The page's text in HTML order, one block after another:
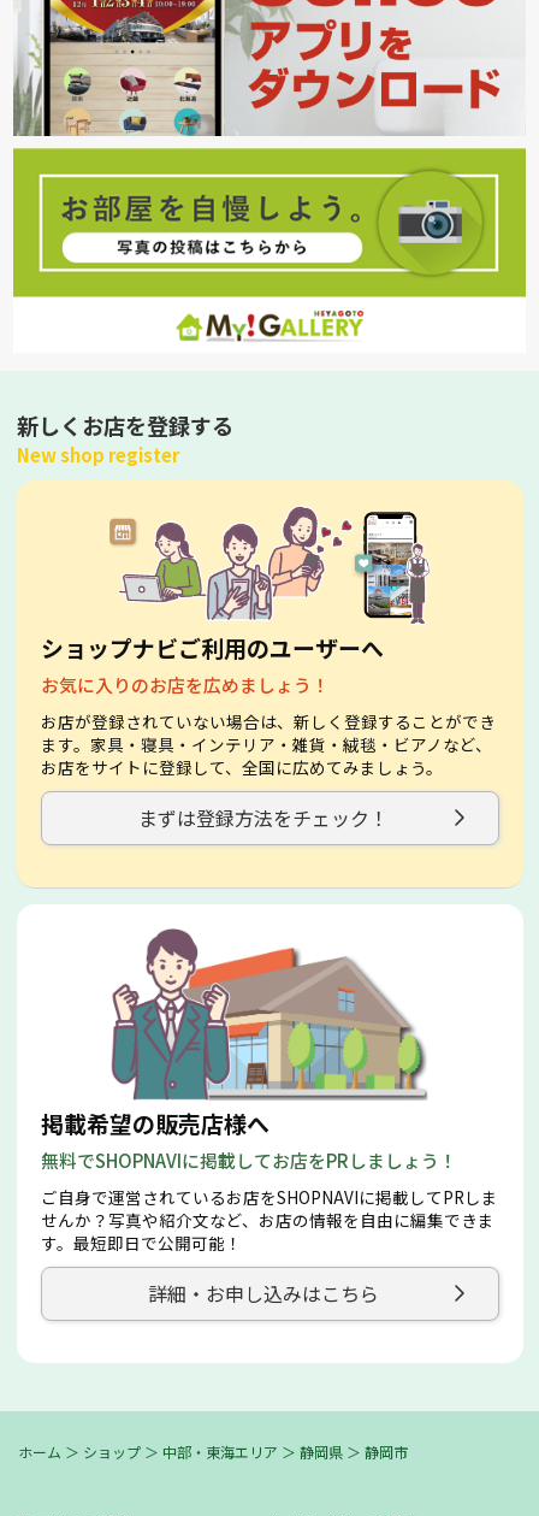
新しくお店を登録する
New shop register
ショップナビご利用のユーザーへ
お気に入りのお店を広めましょう！
お店が登録されていない場合は、新しく登録することができ
ます。家具・寝具・インテリア・雑貨・絨毯・ビアノなど、
お店をサイトに登録して、全国に広めてみましょう。
まずは登録方法をチェック！
掲載希望の販売店様へ
無料でSHOPNAVIに掲載してお店をPRしましょう！
ご自身で運営されているお店をSHOPNAVIに掲載してPRしま
せんか？写真や紹介文など、お店の情報を自由に編集できま
す。最短即日で公開可能！
詳細・お申し込みはこちら
ホーム ＞ ショップ ＞ 中部・東海エリア ＞ 静岡県 ＞ 静岡市